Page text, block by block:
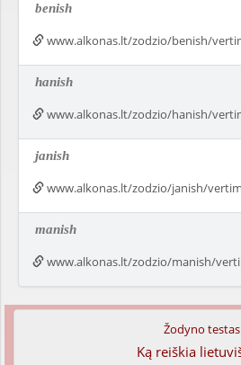
benish
www.alkonas.lt/zodzio/benish/
hanish
www.alkonas.lt/zodzio/hanish/
janish
www.alkonas.lt/zodzio/janish/
manish
www.alkonas.lt/zodzio/manish/
Žodyno testas
Ką reiškia